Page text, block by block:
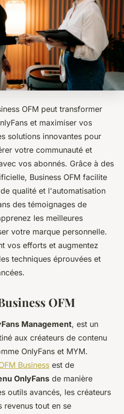
OFM peut transformer
et maximiser vos
solutions innovantes pour
votre communauté et
vos abonnés. Grâce à des
Business OFM facilite
qualité et l'automatisation
des témoignages de
les meilleures
votre marque personnelle.
vos efforts et augmentez
techniques éprouvées et
OFM
Management, est un
aux créateurs de contenu
OnlyFans et MYM.
Business est de
OnlyFans de manière
outils avancés, les créateurs
revenus tout en se